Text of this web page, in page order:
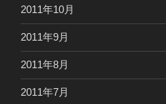
2011年10月
2011年9月
2011年8月
2011年7月